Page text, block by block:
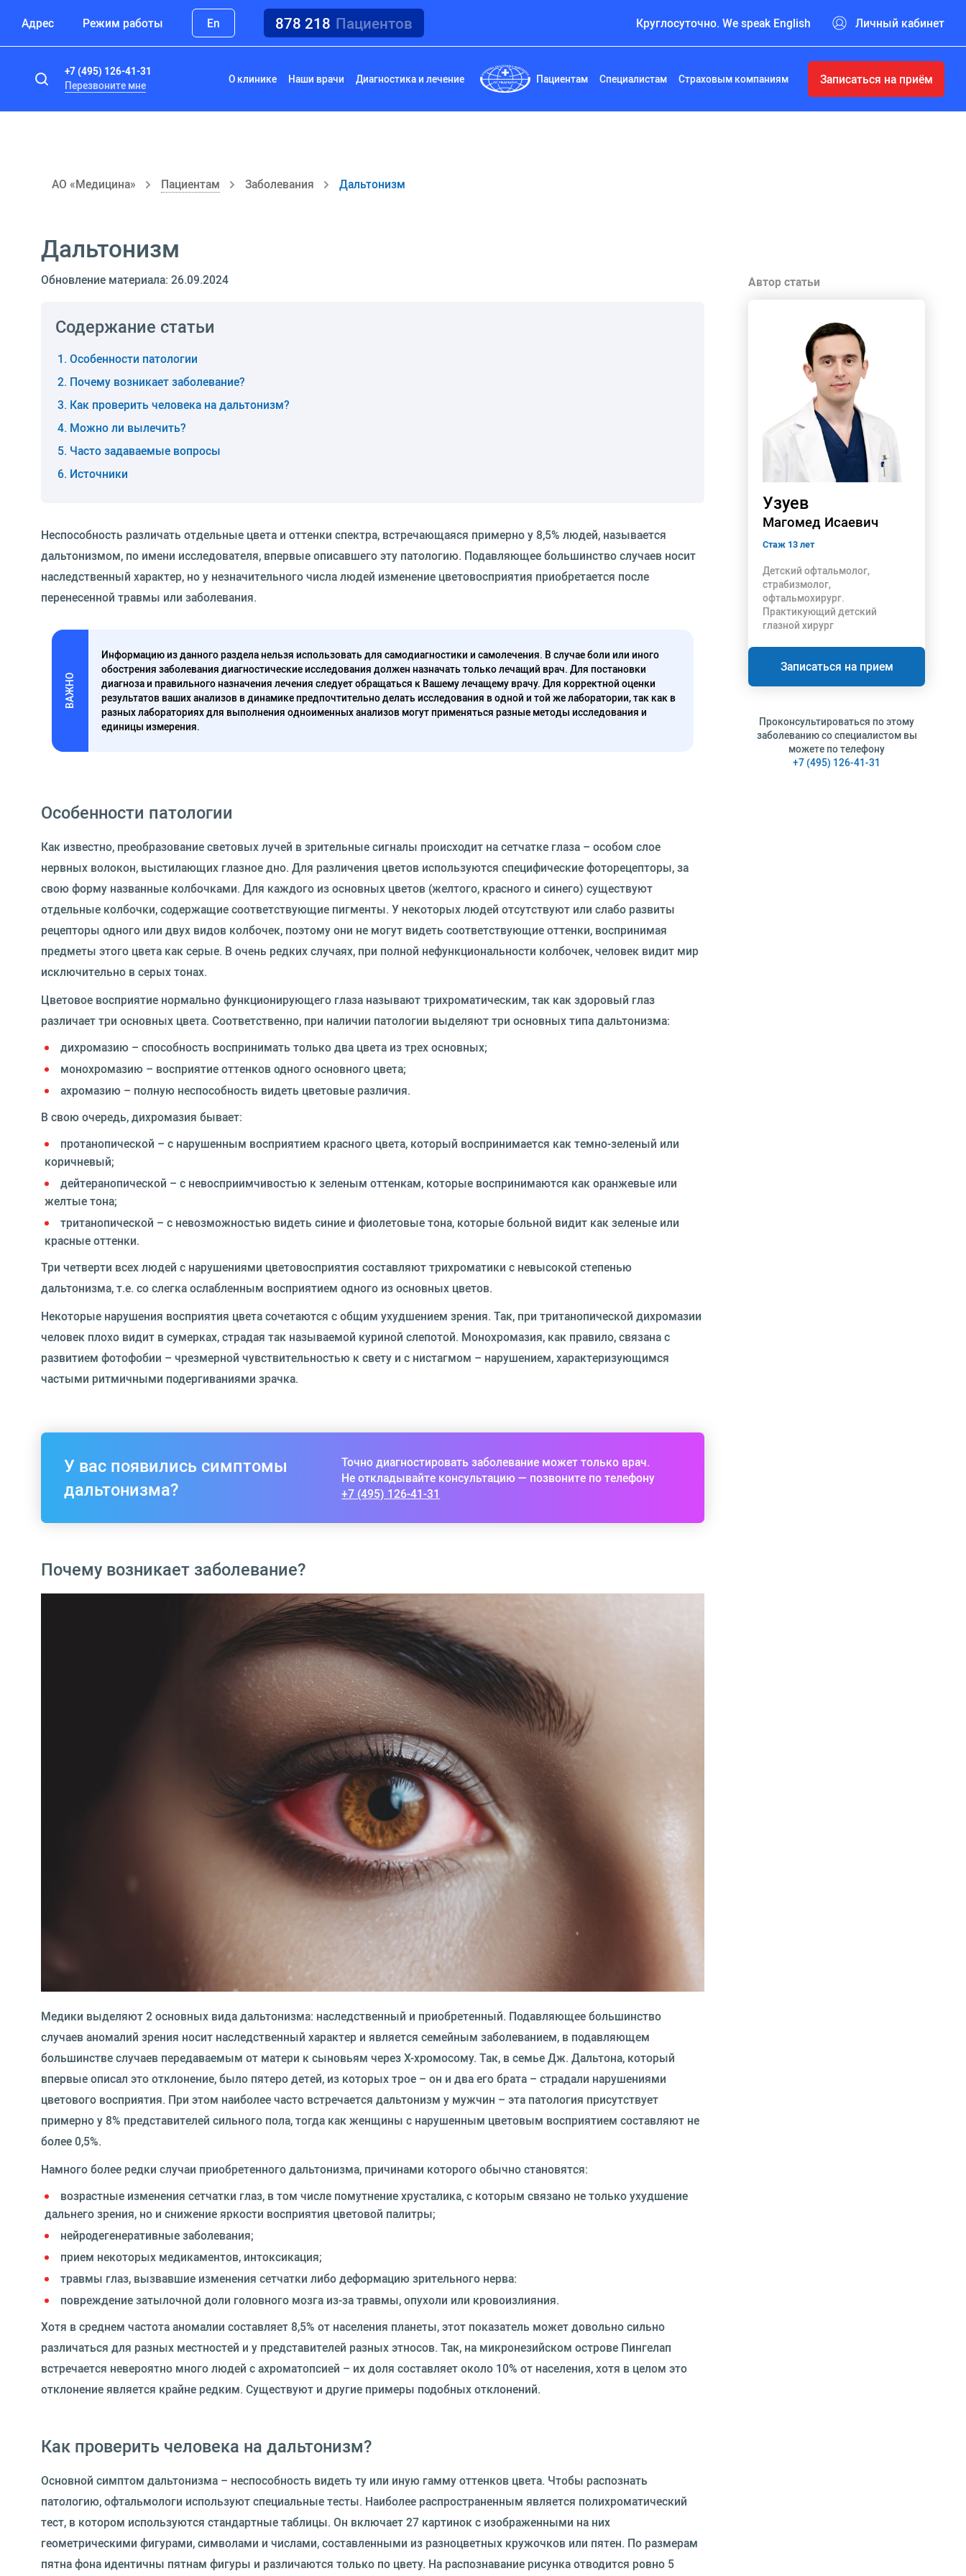
Адрес Режим работы En 878 218 Пациентов Круглосуточно. We speak English Личный кабинет
+7 (495) 126-41-31
Перезвоните мне
О клинике Наши врачи Диагностика и лечение Пациентам Специалистам Страховым компаниям Записаться на приём
АО «Медицина» Пациентам Заболевания Дальтонизм
Дальтонизм
Обновление материала: 26.09.2024
Содержание статьи
Особенности патологии
Почему возникает заболевание?
Как проверить человека на дальтонизм?
Можно ли вылечить?
Часто задаваемые вопросы
Источники
Неспособность различать отдельные цвета и оттенки спектра, встречающаяся примерно у 8,5% людей, называется
дальтонизмом, по имени исследователя, впервые описавшего эту патологию. Подавляющее большинство случаев носит
наследственный характер, но у незначительного числа людей изменение цветовосприятия приобретается после
перенесенной травмы или заболевания.
ВАЖНО
Информацию из данного раздела нельзя использовать для самодиагностики и самолечения. В случае боли или иного
обострения заболевания диагностические исследования должен назначать только лечащий врач. Для постановки
диагноза и правильного назначения лечения следует обращаться к Вашему лечащему врачу. Для корректной оценки
результатов ваших анализов в динамике предпочтительно делать исследования в одной и той же лаборатории, так как в
разных лабораториях для выполнения одноименных анализов могут применяться разные методы исследования и
единицы измерения.
Особенности патологии
Как известно, преобразование световых лучей в зрительные сигналы происходит на сетчатке глаза – особом слое
нервных волокон, выстилающих глазное дно. Для различения цветов используются специфические фоторецепторы, за
свою форму названные колбочками. Для каждого из основных цветов (желтого, красного и синего) существуют
отдельные колбочки, содержащие соответствующие пигменты. У некоторых людей отсутствуют или слабо развиты
рецепторы одного или двух видов колбочек, поэтому они не могут видеть соответствующие оттенки, воспринимая
предметы этого цвета как серые. В очень редких случаях, при полной нефункциональности колбочек, человек видит мир
исключительно в серых тонах.
Цветовое восприятие нормально функционирующего глаза называют трихроматическим, так как здоровый глаз
различает три основных цвета. Соответственно, при наличии патологии выделяют три основных типа дальтонизма:
дихромазию – способность воспринимать только два цвета из трех основных;
монохромазию – восприятие оттенков одного основного цвета;
ахромазию – полную неспособность видеть цветовые различия.
В свою очередь, дихромазия бывает:
протанопической – с нарушенным восприятием красного цвета, который воспринимается как темно-зеленый или
коричневый;
дейтеранопической – с невосприимчивостью к зеленым оттенкам, которые воспринимаются как оранжевые или
желтые тона;
тританопической – с невозможностью видеть синие и фиолетовые тона, которые больной видит как зеленые или
красные оттенки.
Три четверти всех людей с нарушениями цветовосприятия составляют трихроматики с невысокой степенью
дальтонизма, т.е. со слегка ослабленным восприятием одного из основных цветов.
Некоторые нарушения восприятия цвета сочетаются с общим ухудшением зрения. Так, при тританопической дихромазии
человек плохо видит в сумерках, страдая так называемой куриной слепотой. Монохромазия, как правило, связана с
развитием фотофобии – чрезмерной чувствительностью к свету и с нистагмом – нарушением, характеризующимся
частыми ритмичными подергиваниями зрачка.
У вас появились симптомы
дальтонизма?
Точно диагностировать заболевание может только врач.
Не откладывайте консультацию — позвоните по телефону
+7 (495) 126-41-31
Почему возникает заболевание?
Медики выделяют 2 основных вида дальтонизма: наследственный и приобретенный. Подавляющее большинство
случаев аномалий зрения носит наследственный характер и является семейным заболеванием, в подавляющем
большинстве случаев передаваемым от матери к сыновьям через Х-хромосому. Так, в семье Дж. Дальтона, который
впервые описал это отклонение, было пятеро детей, из которых трое – он и два его брата – страдали нарушениями
цветового восприятия. При этом наиболее часто встречается дальтонизм у мужчин – эта патология присутствует
примерно у 8% представителей сильного пола, тогда как женщины с нарушенным цветовым восприятием составляют не
более 0,5%.
Намного более редки случаи приобретенного дальтонизма, причинами которого обычно становятся:
возрастные изменения сетчатки глаз, в том числе помутнение хрусталика, с которым связано не только ухудшение
дальнего зрения, но и снижение яркости восприятия цветовой палитры;
нейродегенеративные заболевания;
прием некоторых медикаментов, интоксикация;
травмы глаз, вызвавшие изменения сетчатки либо деформацию зрительного нерва:
повреждение затылочной доли головного мозга из-за травмы, опухоли или кровоизлияния.
Хотя в среднем частота аномалии составляет 8,5% от населения планеты, этот показатель может довольно сильно
различаться для разных местностей и у представителей разных этносов. Так, на микронезийском острове Пингелап
встречается невероятно много людей с ахроматопсией – их доля составляет около 10% от населения, хотя в целом это
отклонение является крайне редким. Существуют и другие примеры подобных отклонений.
Как проверить человека на дальтонизм?
Основной симптом дальтонизма – неспособность видеть ту или иную гамму оттенков цвета. Чтобы распознать
патологию, офтальмологи используют специальные тесты. Наиболее распространенным является полихроматический
тест, в котором используются стандартные таблицы. Он включает 27 картинок с изображенными на них
геометрическими фигурами, символами и числами, составленными из разноцветных кружочков или пятен. По размерам
пятна фона идентичны пятнам фигуры и различаются только по цвету. На распознавание рисунка отводится ровно 5
Автор статьи
Узуев
Магомед Исаевич
Стаж 13 лет
Детский офтальмолог,
страбизмолог,
офтальмохирург.
Практикующий детский
глазной хирург
Записаться на прием
Проконсультироваться по этому
заболеванию со специалистом вы
можете по телефону
+7 (495) 126-41-31